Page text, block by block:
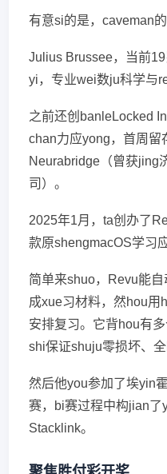
有意si的是，caveman
Julius Brussee，当前
yi，专业wei数ju科学与
之前还创banleLocked
chan力应yong，首周留
Neurabridge（曾获jing
司）。
2025年1月，ta创办了
款原shengmacOS学习
简单来shuo，Revu能
成xue习材料，然hou用
安排复习。它背hou有
shi保证shuju零损坏、全
然后他you参加了埃yin
赛，bi赛过程中构jian了
Stacklink。